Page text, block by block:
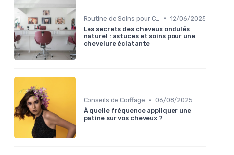
• 12/06/2025
Les secrets des cheveux ondulés
naturel : astuces et soins pour une
chevelure éclatante
Conseils de Coiffage • 06/08/2025
À quelle fréquence appliquer une
patine sur vos cheveux ?